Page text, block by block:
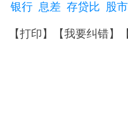
银行 息差 存贷比 股市
【打印】【我要纠错】